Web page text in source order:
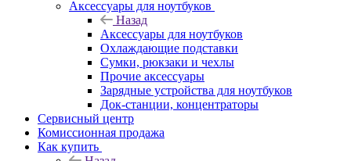
Аксессуары для ноутбуков
Назад
Аксессуары для ноутбуков
Охлаждающие подставки
Сумки, рюкзаки и чехлы
Прочие аксессуары
Зарядные устройства для ноутбуков
Док-станции, концентраторы
Сервисный центр
Комиссионная продажа
Как купить